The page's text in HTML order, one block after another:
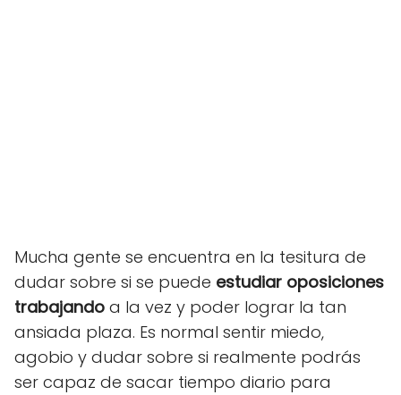
Mucha gente se encuentra en la tesitura de
dudar sobre si se puede estudiar oposiciones
trabajando a la vez y poder lograr la tan
ansiada plaza. Es normal sentir miedo,
agobio y dudar sobre si realmente podrás
ser capaz de sacar tiempo diario para